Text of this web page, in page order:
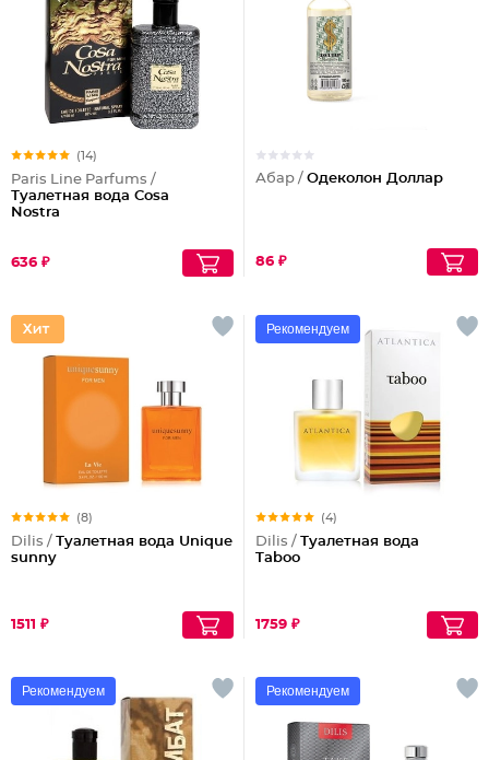
(14)
Paris Line Parfums /
Туалетная вода Cosa
Nostra
636 ₽
Абар / Одеколон Доллар
86 ₽
(8)
Dilis / Туалетная вода Unique
sunny
1511 ₽
Рекомендуем
(4)
Dilis / Туалетная вода
Taboo
1759 ₽
Рекомендуем Рекомендуем